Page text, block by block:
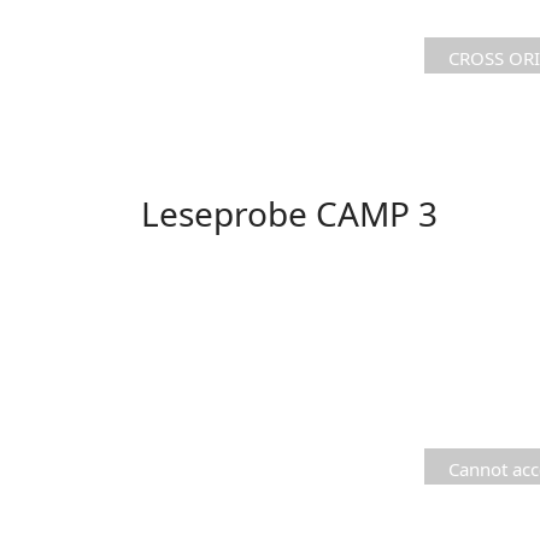
CROSS
Leseprobe CAMP 3
Cannot